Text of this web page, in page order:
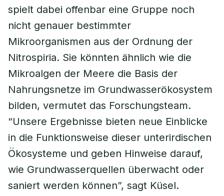
spielt dabei offenbar eine Gruppe noch
nicht genauer bestimmter
Mikroorganismen aus der Ordnung der
Nitrospiria. Sie könnten ähnlich wie die
Mikroalgen der Meere die Basis der
Nahrungsnetze im Grundwasserökosystem
bilden, vermutet das Forschungsteam.
“Unsere Ergebnisse bieten neue Einblicke
in die Funktionsweise dieser unterirdischen
Ökosysteme und geben Hinweise darauf,
wie Grundwasserquellen überwacht oder
saniert werden können”, sagt Küsel.